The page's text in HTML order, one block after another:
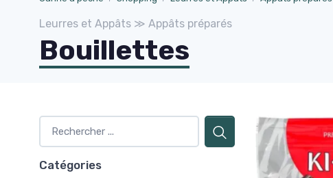
Leurres et Appâts ≫ Appâts préparés
Bouillettes
Catégories